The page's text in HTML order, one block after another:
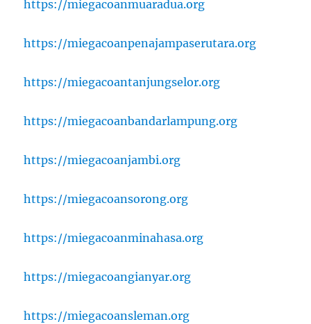
https://miegacoanmuaradua.org
https://miegacoanpenajampaserutara.org
https://miegacoantanjungselor.org
https://miegacoanbandarlampung.org
https://miegacoanjambi.org
https://miegacoansorong.org
https://miegacoanminahasa.org
https://miegacoangianyar.org
https://miegacoansleman.org